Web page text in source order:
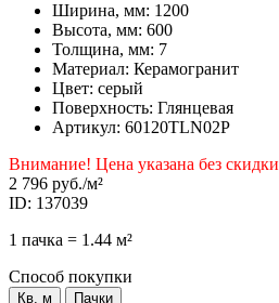
Ширина, мм: 1200
Высота, мм: 600
Толщина, мм: 7
Материал: Керамогранит
Цвет: серый
Поверхность: Глянцевая
Артикул: 60120TLN02P
Внимание! Цена указана без скидки
2 796 руб./м²
ID: 137039
1 пачка = 1.44 м²
Способ покупки
Кв. м Пачки